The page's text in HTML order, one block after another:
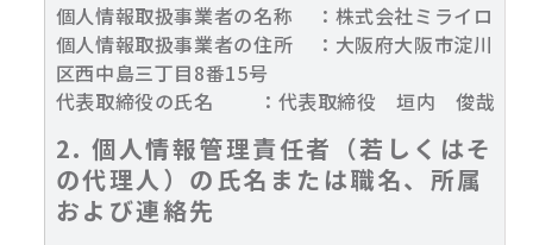
個人情報取扱事業者の名称 ：株式会社ミライロ
個人情報取扱事業者の住所 ：大阪府大阪市淀川
区西中島三丁目8番15号
代表取締役の氏名 ：代表取締役 垣内 俊哉
2. 個人情報管理責任者（若しくはそ
の代理人）の氏名または職名、所属
および連絡先